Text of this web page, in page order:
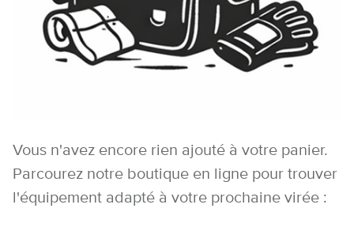
Vous n'avez encore rien ajouté à votre panier.
Parcourez notre boutique en ligne pour trouver
l'équipement adapté à votre prochaine virée :